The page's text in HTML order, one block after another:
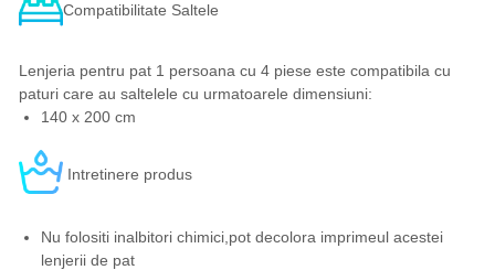
Compatibilitate Saltele
Lenjeria pentru pat 1 persoana cu 4 piese este compatibila cu
paturi care au saltelele cu urmatoarele dimensiuni:
140 x 200 cm
Intretinere produs
Nu folositi inalbitori chimici,pot decolora imprimeul acestei
lenjerii de pat